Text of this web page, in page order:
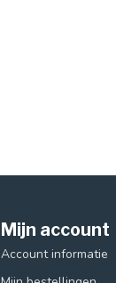
Mijn account
Account informatie